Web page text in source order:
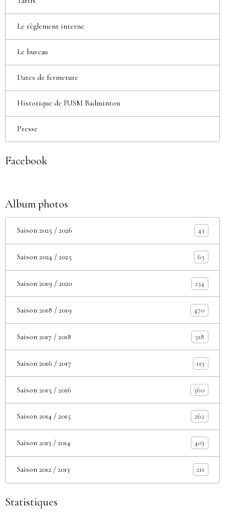
Le règlement interne
Le bureau
Dates de fermeture
Historique de l'USM Badminton
Presse
Facebook
Album photos
Saison 2025 / 2026 43
Saison 2024 / 2025 63
Saison 2019 / 2020 234
Saison 2018 / 2019 470
Saison 2017 / 2018 318
Saison 2016 / 2017 113
Saison 2015 / 2016 360
Saison 2014 / 2015 262
Saison 2013 / 2014 403
Saison 2012 / 2013 211
Statistiques